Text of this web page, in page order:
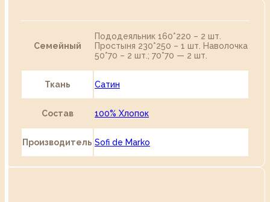
Семейный
Пододеяльник 160*220 – 2 шт.
Простыня 230*250 – 1 шт. Наволочка
50*70 – 2 шт.; 70*70 — 2 шт.
Ткань Сатин
Состав 100% Хлопок
Производитель Sofi de Marko